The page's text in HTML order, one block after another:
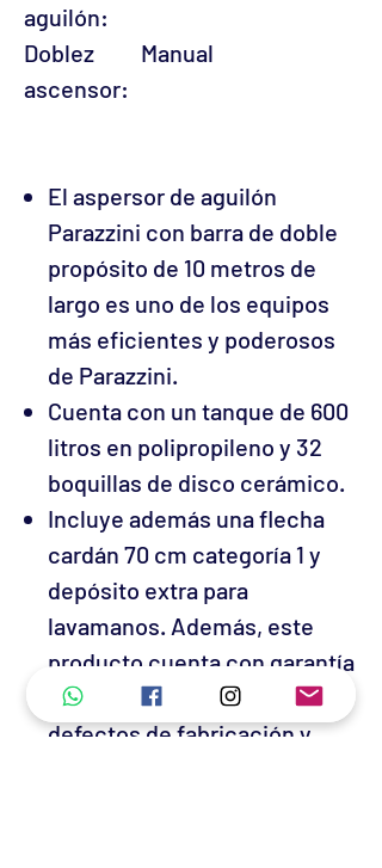
aguilón:
Doblez
ascensor:
Manual
El aspersor de aguilón
Parazzini con barra de doble
propósito de 10 metros de
largo es uno de los equipos
más eficientes y poderosos
de Parazzini.
Cuenta con un tanque de 600
litros en polipropileno y 32
boquillas de disco cerámico.
Incluye además una flecha
cardán 70 cm categoría 1 y
depósito extra para
lavamanos. Además, este
producto cuenta con garantía
en todas sus partes por
defectos de fabricación y